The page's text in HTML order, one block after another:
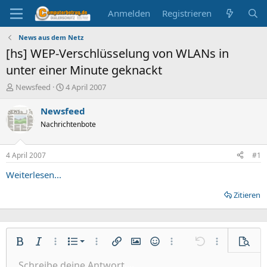
Anmelden Registrieren
News aus dem Netz
[hs] WEP-Verschlüsselung von WLANs in
unter einer Minute geknackt
E
s
t
e
e
r
Newsfeed
E
s
t
e
t
4 April 2007
Newsfeed
Nachrichtenbote
4 April 2007 #1
Weiterlesen...
Zitieren
Fett KursivWeitere Einstellungen…
Liste
Nummerierte Liste
Ungeordnete Liste
Weitere Einstellungen…
Link einfügen
Bild einfügen
SmileysWeitere Einstellungen…
Rückgängig
Weitere